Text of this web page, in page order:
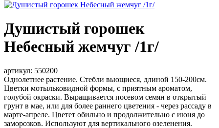
Душистый горошек
Небесный жемчуг /1г/
артикул: 550200
Однолетнее растение. Стебли вьющиеся, длиной 150-200см.
Цветки мотыльковидной формы, с приятным ароматом,
голубой окраски. Выращивается посевом семян в открытый
грунт в мае, или для более раннего цветения - через рассаду в
марте-апреле. Цветет обильно и продолжительно с июня до
заморозков. Используют для вертикального озеленения.